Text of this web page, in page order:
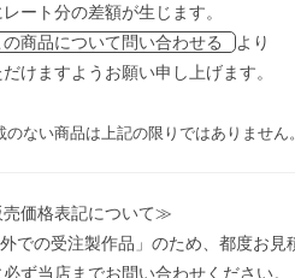
ート分の差額が生じます。
の商品について問い合わせる
より
けますようお願い申し上げます。
のない商品は上記の限りではありません。
価格表記について≫
での受注製作品」のため、都度お見
ず当店までお問い合わせください。